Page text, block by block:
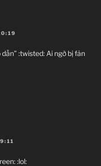
:twisted: Ai ngờ bị fản
:lol: